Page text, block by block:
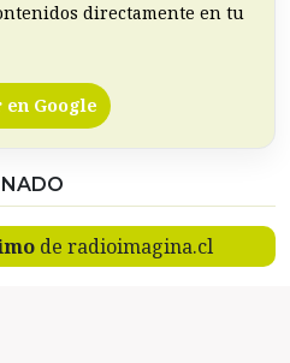
directamente en tu
en Google
de radioimagina.cl